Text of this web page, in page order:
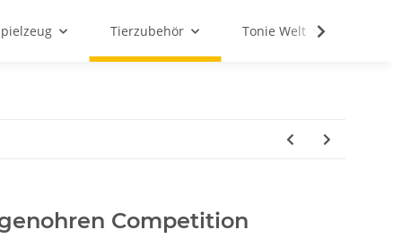
Tierzubehör Tonie Welt
Competition